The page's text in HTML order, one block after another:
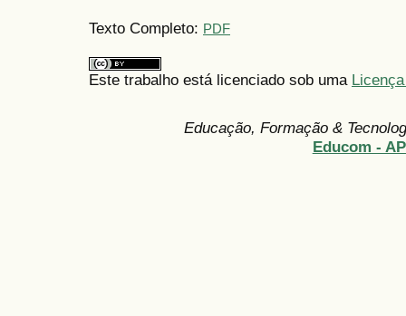
Texto Completo: PDF
Este trabalho está licenciado sob uma
Educação, Formação &
Educom -